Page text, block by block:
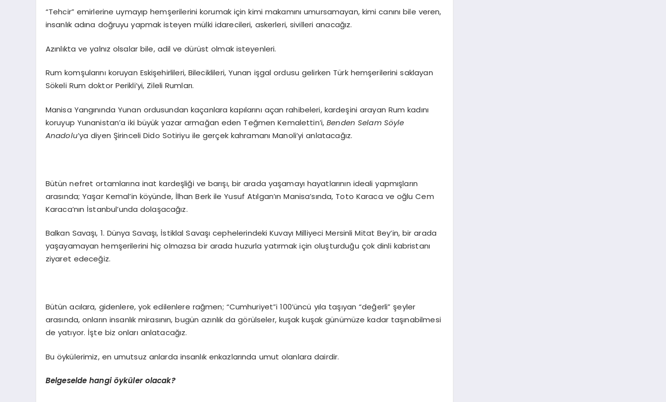
“Tehcir” emirlerine uymayıp hemşerilerini korumak için kimi makamını umursamayan, kimi canını bile veren,
insanlık adına doğruyu yapmak isteyen mülki idarecileri, askerleri, sivilleri anacağız.
Azınlıkta ve yalnız olsalar bile, adil ve dürüst olmak isteyenleri.
Rum komşularını koruyan Eskişehirlileri, Bileciklileri, Yunan işgal ordusu gelirken Türk hemşerilerini saklayan
Sökeli Rum doktor Perikli’yi, Zileli Rumları.
Manisa Yangınında Yunan ordusundan kaçanlara kapılarını açan rahibeleri, kardeşini arayan Rum kadını
koruyup Yunanistan’a iki büyük yazar armağan eden Teğmen Kemalettin’i,Benden Selam Söyle
Anadolu’ya diyen Şirinceli Dido Sotiriyu ile gerçek kahramanı Manoli’yi anlatacağız.
Bütün nefret ortamlarına inat kardeşliği ve barışı, bir arada yaşamayı hayatlarının ideali yapmışların
arasında; Yaşar Kemal’in köyünde, İlhan Berk ile Yusuf Atılgan’ın Manisa’sında, Toto Karaca ve oğlu Cem
Karaca’nın İstanbul’unda dolaşacağız.
Balkan Savaşı, 1. Dünya Savaşı, İstiklal Savaşı cephelerindeki Kuvayı Milliyeci Mersinli Mitat Bey’in, bir arada
yaşayamayan hemşerilerini hiç olmazsa bir arada huzurla yatırmak için oluşturduğu çok dinli kabristanı
ziyaret edeceğiz.
Bütün acılara, gidenlere, yok edilenlere rağmen; “Cumhuriyet”i 100’üncü yıla taşıyan “değerli” şeyler
arasında, onların insanlık mirasının, bugün azınlık da görülseler, kuşak kuşak günümüze kadar taşınabilmesi
de yatıyor. İşte biz onları anlatacağız.
Bu öykülerimiz, en umutsuz anlarda insanlık enkazlarında umut olanlara dairdir.
Belgeselde hangi öyküler olacak?